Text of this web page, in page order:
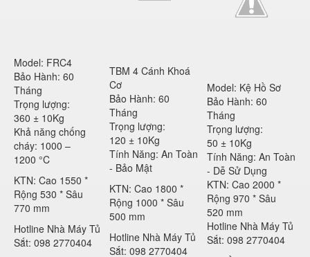
Model: FRC4
Bảo Hành: 60
Tháng
Trọng lượng:
360 ± 10Kg
Khả năng chống
cháy: 1000 –
1200 °C
KTN: Cao 1550 *
Rộng 530 * Sâu
770 mm
Hotline Nhà Máy Tủ
Sắt: 098 2770404
TBM 4 Cánh Khoá
Cơ
Bảo Hành: 60
Tháng
Trọng lượng:
120 ± 10Kg
Tính Năng: An Toàn
- Bảo Mật
KTN: Cao 1800 *
Rộng 1000 * Sâu
500 mm
Hotline Nhà Máy Tủ
Sắt: 098 2770404
Model: Kệ Hồ Sơ
Bảo Hành: 60
Tháng
Trọng lượng:
50 ± 10Kg
Tính Năng: An Toàn
- Dễ Sử Dụng
KTN: Cao 2000 *
Rộng 970 * Sâu
520 mm
Hotline Nhà Máy Tủ
Sắt: 098 2770404